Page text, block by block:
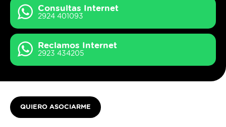
Consultas Internet
2924 401093
Reclamos Internet
2923 434205
QUIERO ASOCIARME